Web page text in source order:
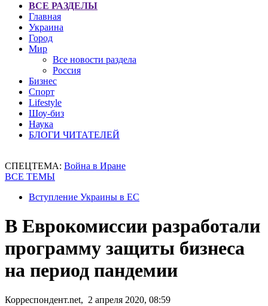
ВСЕ РАЗДЕЛЫ
Главная
Украина
Город
Мир
Все новости раздела
Россия
Бизнес
Спорт
Lifestyle
Шоу-биз
Наука
БЛОГИ ЧИТАТЕЛЕЙ
СПЕЦТЕМА: Война в Иране
ВСЕ ТЕМЫ
Вступление Украины в ЕС
В Еврокомиссии разработали
программу защиты бизнеса
на период пандемии
Корреспондент.net, 2 апреля 2020, 08:59